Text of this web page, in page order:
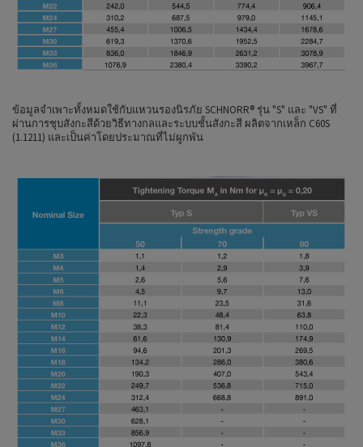
ข้อมูลจำเพาะทั้งหมดใช้กับแหวนรองนิรภัย SCHNORR® รุ่น "S" และ "VS" ที่
ผ่านการชุบสังกะสีด้วยวิธีทางกลและระบบชั้นสังกะสี ผลิตจากเหล็ก C60S
(1.1211) และเป็นค่าโดยประมาณที่ไม่ผูกพัน